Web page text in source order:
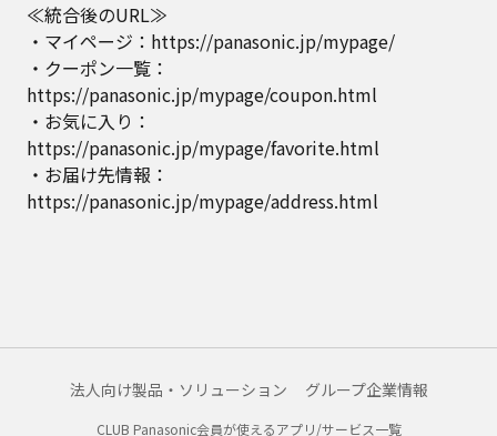
≪統合後のURL≫
・マイページ：https://panasonic.jp/mypage/
・クーポン一覧：
https://panasonic.jp/mypage/coupon.html
・お気に入り：
https://panasonic.jp/mypage/favorite.html
・お届け先情報：
https://panasonic.jp/mypage/address.html
法人向け製品・ソリューション グループ企業情報
CLUB Panasonic会員が使えるアプリ/サービス一覧